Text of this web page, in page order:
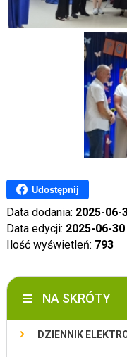
Udostępnij
Data dodania: 2025-06-
Data edycji: 2025-06-
Ilość wyświetleń: 793
NA SKRÓTY
DZIENNIK